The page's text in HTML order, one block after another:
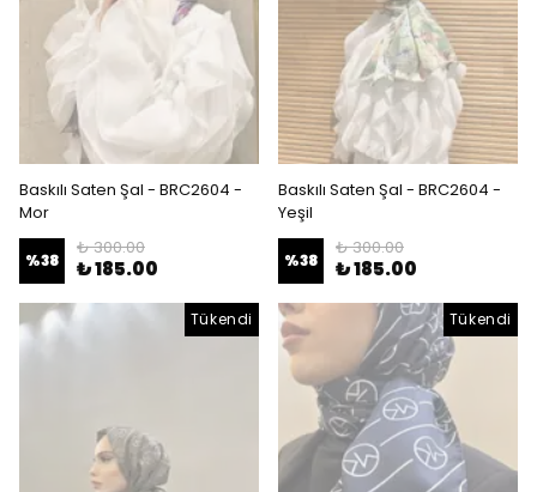
Baskılı Saten Şal - BRC2604 -
Mor
%38
₺ 300.00
₺ 185.00
Baskılı Saten Şal - BRC2604 -
Yeşil
%38
₺ 300.00
₺ 185.00
Tükendi Tükendi